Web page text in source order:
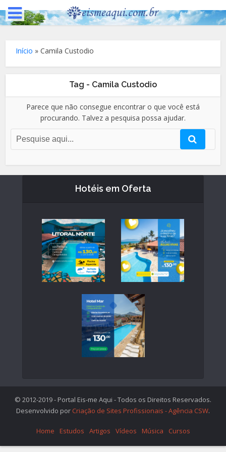
Início »Camila Custodio
Tag - Camila Custodio
Parece que não consegue encontrar o que você está
procurando. Talvez a pesquisa possa ajudar.
Hotéis em Oferta
© 2012-2019 - Portal Eis-me Aqui - Todos os Direitos Reservados.
Desenvolvido por Criação de Sites Profissionais - Agência CSW.
Home Estudos Artigos Vídeos Música Cursos